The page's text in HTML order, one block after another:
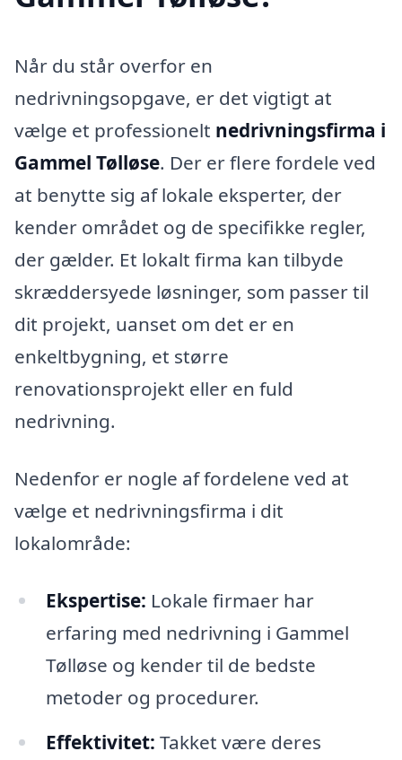
Når du står overfor en
nedrivningsopgave, er det vigtigt at
vælge et professionelt nedrivningsfirma i
Gammel Tølløse. Der er flere fordele ved
at benytte sig af lokale eksperter, der
kender området og de specifikke regler,
der gælder. Et lokalt firma kan tilbyde
skræddersyede løsninger, som passer til
dit projekt, uanset om det er en
enkeltbygning, et større
renovationsprojekt eller en fuld
nedrivning.
Nedenfor er nogle af fordelene ved at
vælge et nedrivningsfirma i dit
lokalområde:
Ekspertise: Lokale firmaer har
erfaring med nedrivning i Gammel
Tølløse og kender til de bedste
metoder og procedurer.
Effektivitet: Takket være deres